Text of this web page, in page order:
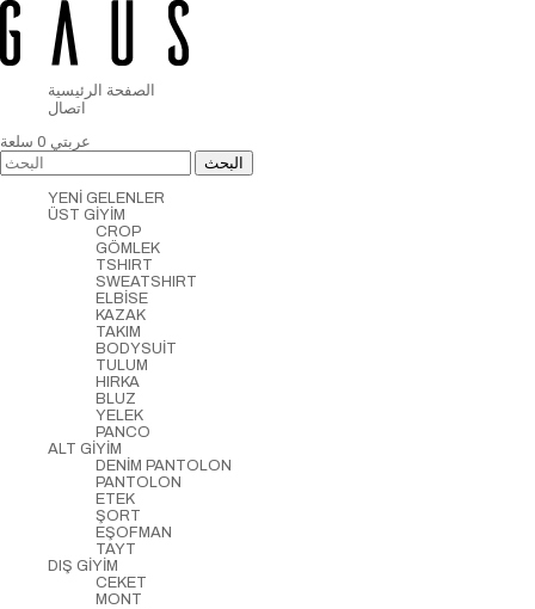
الصفحة الرئيسية
اتصال
عربتي 0 سلعة
YENİ GELENLER
ÜST GİYİM
CROP
GÖMLEK
TSHIRT
SWEATSHIRT
ELBİSE
KAZAK
TAKIM
BODYSUİT
TULUM
HIRKA
BLUZ
YELEK
PANCO
ALT GİYİM
DENİM PANTOLON
PANTOLON
ETEK
ŞORT
EŞOFMAN
TAYT
DIŞ GİYİM
CEKET
MONT